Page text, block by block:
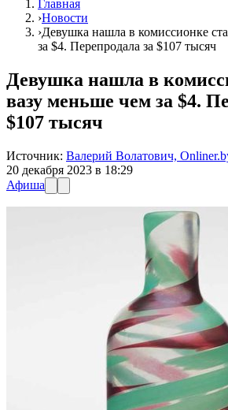
Главная
›Новости
›Девушка нашла в комиссионке
за $4. Перепродала за $107 тысяч
Девушка нашла в
вазу меньше чем за $4.
$107 тысяч
Источник: Валерий Волатович,
20 декабря 2023 в 18:29
Афиша